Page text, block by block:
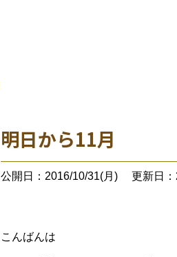
明日から11月
公開日：2016/10/31(月) 更新日
こんばんは